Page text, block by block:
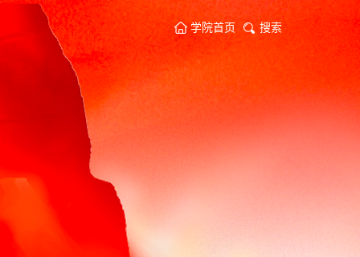
学院首页 搜索